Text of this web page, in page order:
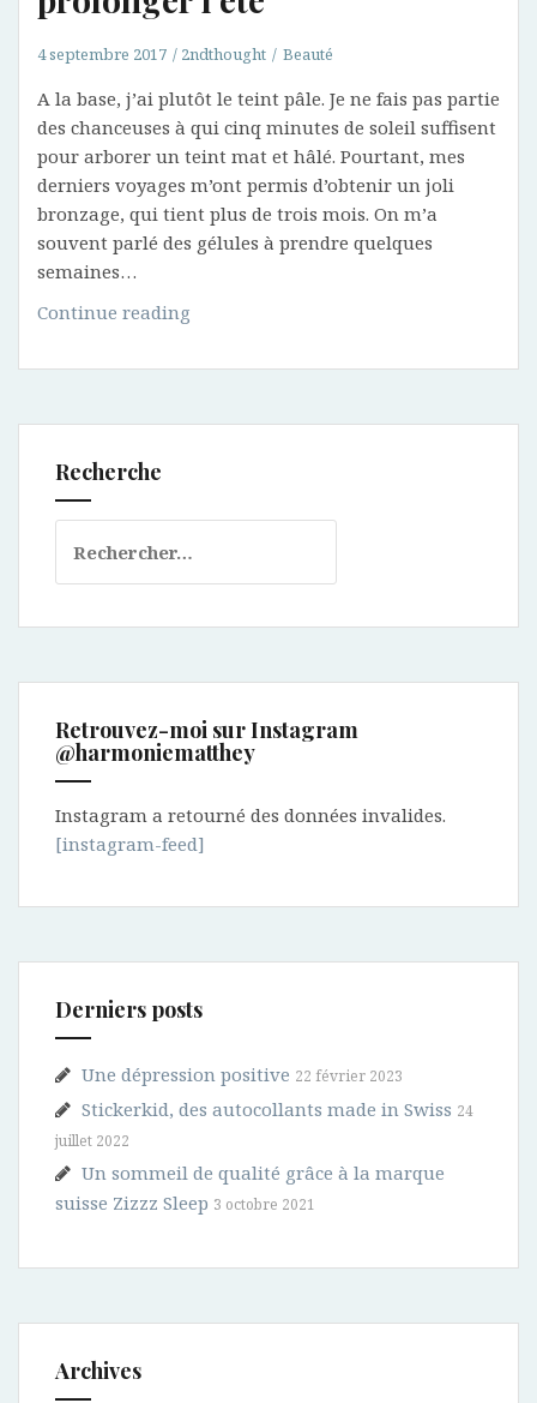
4 septembre 2017 2ndthought Beauté
A la base, j’ai plutôt le teint pâle. Je ne fais pas partie
des chanceuses à qui cinq minutes de soleil suffisent
pour arborer un teint mat et hâlé. Pourtant, mes
derniers voyages m’ont permis d’obtenir un joli
bronzage, qui tient plus de trois mois. On m’a
souvent parlé des gélules à prendre quelques
semaines…
Continue reading
préférés
prolonger
Recherche
Retrouvez-moi sur Instagram
@harmoniematthey
Instagram a retourné des données invalides.
[instagram-feed]
Derniers posts
Une dépression positive 22 février 2023
Stickerkid, des autocollants made in Swiss 24
juillet 2022
Un sommeil de qualité grâce à la marque
suisse Zizzz Sleep 3 octobre 2021
Archives